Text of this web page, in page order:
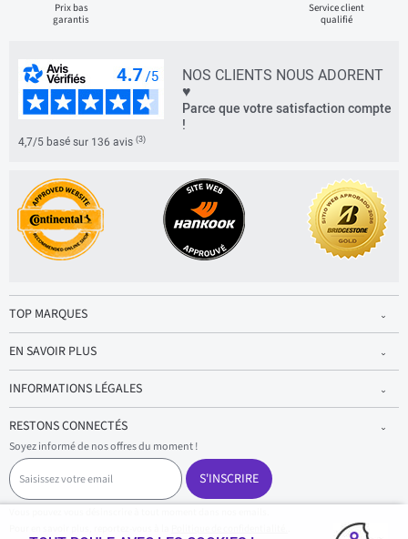
Prix bas
garantis
Service client
qualifié
NOS CLIENTS NOUS ADORENT
♥
Parce que votre satisfaction compte
!
4,7/5 basé sur 136 avis (3)
TOP MARQUES
EN SAVOIR PLUS
INFORMATIONS LÉGALES
RESTONS CONNECTÉS
Soyez informé de nos offres du moment !
S
a
i
s
S'INSCRIRE